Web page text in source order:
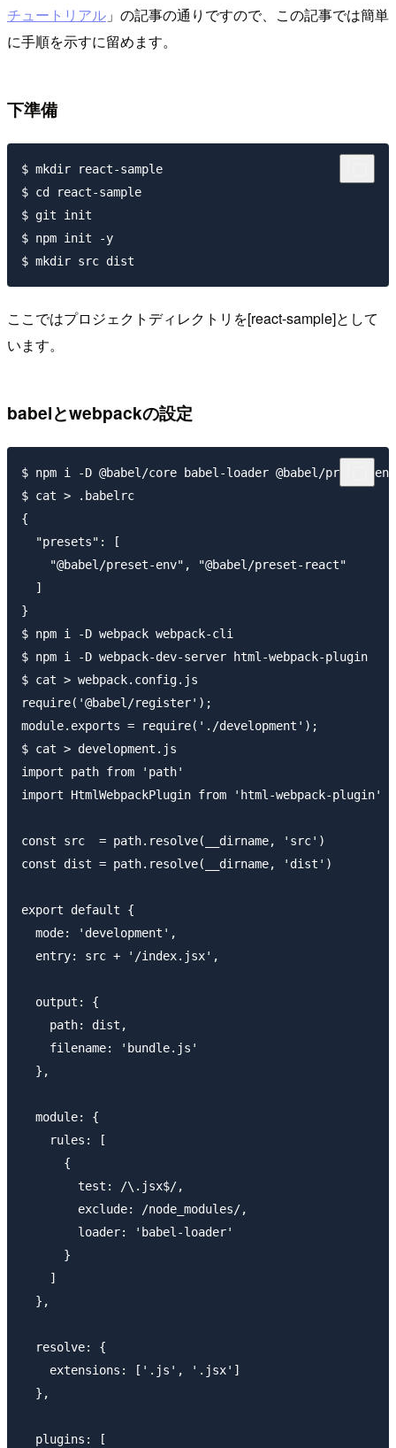
チュートリアル 」の記事の通りですので、この記事では簡単
に手順を示すに留めます。
下準備
$ mkdir react-sample
$ cd react-sample
$ git init
$ npm init -y
ここではプロジェクトディレクトリを[react-sample]として
います。
babelとwebpackの設定
$ npm i -D @babel/core babel-loader @babel/preset-
$ cat > .babelrc
{
  "presets": [
    "@babel/preset-env", "@babel/preset-react"
  ]
}
$ npm i -D webpack webpack-cli
$ npm i -D webpack-dev-server html-webpack-plugin
$ cat > webpack.config.js
require('@babel/register');
module.exports = require('./development');
$ cat > development.js
import path from 'path'
import HtmlWebpackPlugin from 'html-webpack-plugin'
const src  = path.resolve(__dirname, 'src')
const dist = path.resolve(__dirname, 'dist')
export default {
  mode: 'development',
  entry: src + '/index.jsx',
  output: {
    path: dist,
    filename: 'bundle.js'
  },
  module: {
    rules: [
      {
        test: /\.jsx$/,
        exclude: /node_modules/,
        loader: 'babel-loader'
      }
    ]
  },
  resolve: {
    extensions: ['.js', '.jsx']
  },
  plugins: [